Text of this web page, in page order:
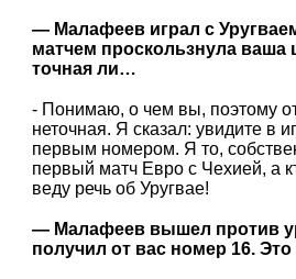
— Малафеев играл с
матчем проскользнула ваша
точная ли…
- Понимаю, о чем вы, поэтому
неточная. Я сказал: увидите в
первым номером. Я то,
первый матч Евро с Чехией, а
веду речь об Уругвае!
— Малафеев вышел против
получил от вас номер 16. Это